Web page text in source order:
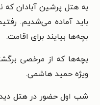
به هتل پرشین آبادان که
باید آماده می‌شدیم.
بچه‌ها بیایند برای اقامت.
بچه‌ها که از مرخصی
ویژه حمید هاشمی.
شب اول حضور در هتل